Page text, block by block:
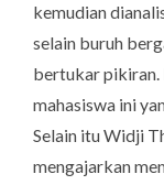
kemudian
selain buruh
bertukar pikiran.
mahasiswa ini
Selain itu Widji
mengajarkan